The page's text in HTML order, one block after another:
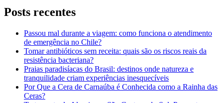
Posts recentes
Passou mal durante a viagem: como funciona o atendimento
de emergência no Chile?
Tomar antibióticos sem receita: quais são os riscos reais da
resistência bacteriana?
Praias paradisíacas do Brasil: destinos onde natureza e
tranquilidade criam experiências inesquecíveis
Por Que a Cera de Carnaúba é Conhecida como a Rainha das
Ceras?